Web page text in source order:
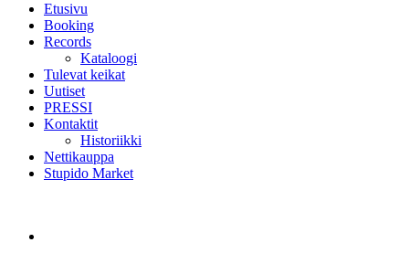
Etusivu
Booking
Records
Kataloogi
Tulevat keikat
Uutiset
PRESSI
Kontaktit
Historiikki
Nettikauppa
Stupido Market